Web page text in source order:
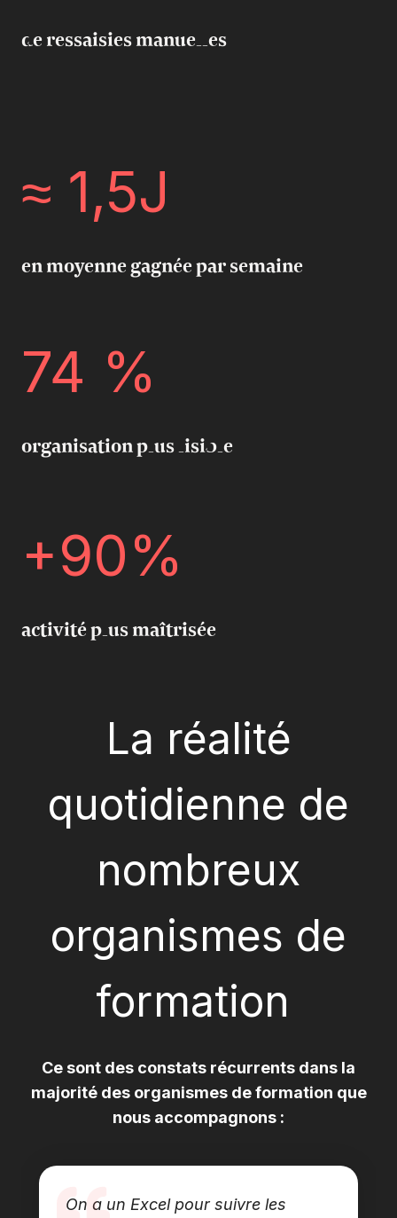
de ressaisies manuelles
≈ 1,5J
en moyenne gagnée par semaine
74 %
organisation plus lisible
+90%
activité plus maîtrisée
La réalité
quotidienne de
nombreux
organismes de
formation
Ce sont des constats récurrents dans la
majorité des organismes de formation que
nous accompagnons :
On a un Excel pour suivre les